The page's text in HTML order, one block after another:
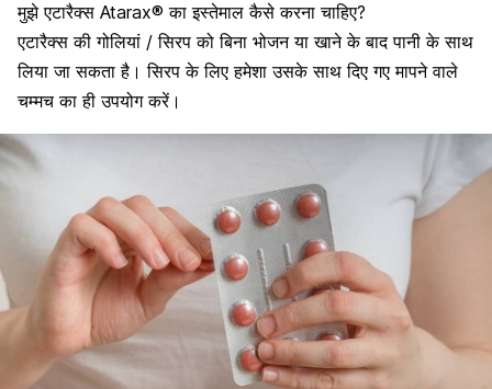
मुझे एटारैक्स Atarax® का इस्तेमाल कैसे करना चाहिए?
एटारैक्स की गोलियां / सिरप को बिना भोजन या खाने के बाद पानी के साथ
लिया जा सकता है। सिरप के लिए हमेशा उसके साथ दिए गए मापने वाले
चम्मच का ही उपयोग करें।